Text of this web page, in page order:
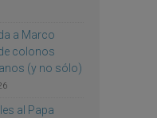
a Marco
colonos
(y no sólo)
al Papa